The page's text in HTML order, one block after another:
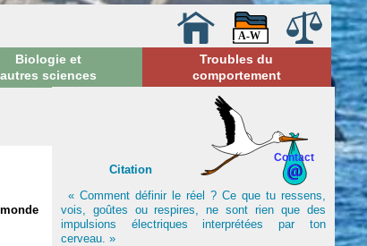
Biologie et
autres sciences
Troubles du
comportement
Contact
Citation
« Comment définir le réel ? Ce que tu ressens,
vois, goûtes ou respires, ne sont rien que des
impulsions électriques interprétées par ton
cerveau. »